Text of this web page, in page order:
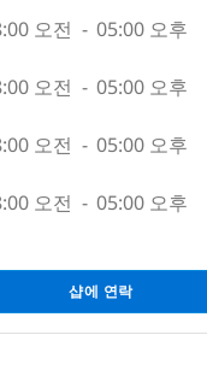
오전 - 05:00 오후
오전 - 05:00 오후
오전 - 05:00 오후
오전 - 05:00 오후
샵에 연락